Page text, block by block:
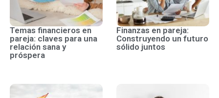
Temas financieros en
pareja: claves para una
relación sana y
próspera
Finanzas en pareja:
Construyendo un futuro
sólido juntos